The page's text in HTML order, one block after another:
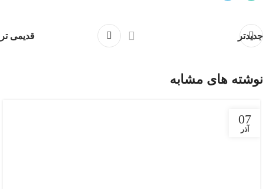
جدیدتر قدیمی تر
نوشته های مشابه
07
آذر